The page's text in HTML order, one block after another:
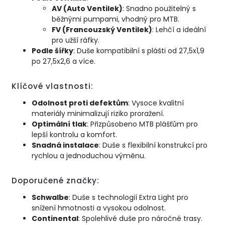
AV (Auto Ventilek): Snadno použitelný s
běžnými pumpami, vhodný pro MTB.
FV (Francouzský Ventilek): Lehčí a ideální
pro užší ráfky.
Podle šířky: Duše kompatibilní s plášti od 27,5x1,9
po 27,5x2,6 a více.
Klíčové vlastnosti:
Odolnost proti defektům: Vysoce kvalitní
materiály minimalizují riziko proražení.
Optimální tlak: Přizpůsobeno MTB plášťům pro
lepší kontrolu a komfort.
Snadná instalace: Duše s flexibilní konstrukcí pro
rychlou a jednoduchou výměnu.
Doporučené značky:
Schwalbe: Duše s technologií Extra Light pro
snížení hmotnosti a vysokou odolnost.
Continental: Spolehlivé duše pro náročné trasy.